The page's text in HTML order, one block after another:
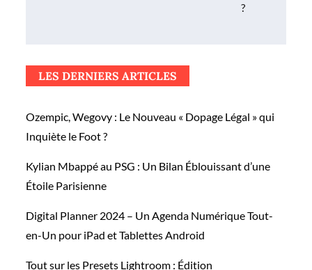
?
LES DERNIERS ARTICLES
Ozempic, Wegovy : Le Nouveau « Dopage Légal » qui
Inquiète le Foot ?
Kylian Mbappé au PSG : Un Bilan Éblouissant d’une
Étoile Parisienne
Digital Planner 2024 – Un Agenda Numérique Tout-
en-Un pour iPad et Tablettes Android
Tout sur les Presets Lightroom : Édition